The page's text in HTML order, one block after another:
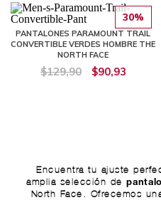
30%
PANTALONES PARAMOUNT TRAIL
CONVERTIBLE VERDES HOMBRE THE
NORTH FACE
$129,90 $90,93
Encuentra tu ajuste
amplia selección de
North Face. Ofrecemos